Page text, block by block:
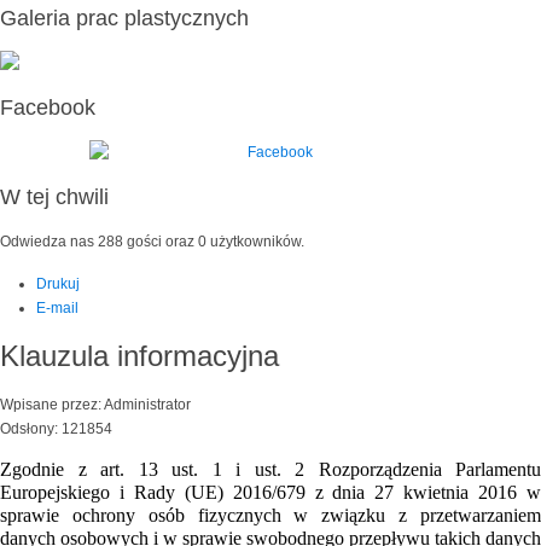
Galeria prac plastycznych
Facebook
W tej chwili
Odwiedza nas 288 gości oraz 0 użytkowników.
Drukuj
E-mail
Klauzula informacyjna
Wpisane przez: Administrator
Odsłony: 121854
Zgodnie z art. 13 ust. 1 i ust. 2 Rozporządzenia Parlamentu
Europejskiego i Rady (UE) 2016/679 z dnia 27 kwietnia 2016 w
sprawie ochrony osób fizycznych w związku z przetwarzaniem
danych osobowych i w sprawie swobodnego przepływu takich danych